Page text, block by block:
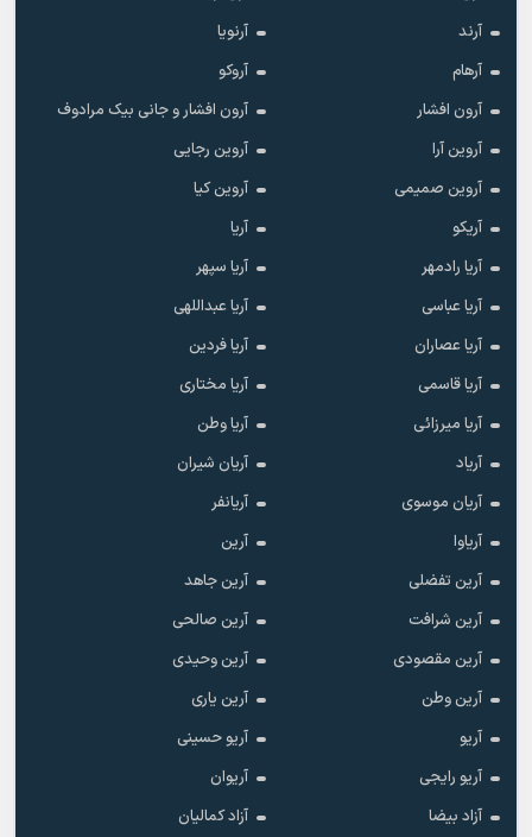
آرند
آرنویا
آرهام
آروکو
آرون افشار
آرون افشار و جانی بیک مرادوف
آروین آرا
آروین رجایی
آروین صمیمی
آروین کیا
آریکو
آریا
آریا رادمهر
آریا سپهر
آریا عباسی
آریا عبداللهی
آریا عصاران
آریا فردین
آریا قاسمی
آریا مختاری
آریا میرزائی
آریا وطن
آریاد
آریان شیران
آریان موسوی
آریانفر
آریاوا
آرین
آرین تفضلی
آرین جاهد
آرین شرافت
آرین صالحی
آرین مقصودی
آرین وحیدی
آرین وطن
آرین یاری
آریو
آریو حسینی
آریو رایجی
آریوان
آزاد بیضا
آزاد کمالیان